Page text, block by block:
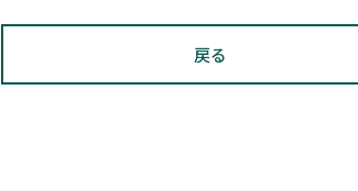
戻る